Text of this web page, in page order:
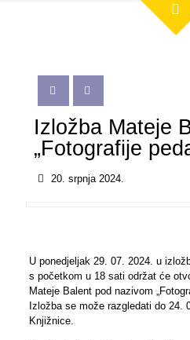
Izložba Mateje
„Fotografije
20. srpnja 2024.
U ponedjeljak 29. 07. 2024. u
s početkom u 18 sati održat će
Mateje Balent pod nazivom
Izložba se može razgledati do 24.
Knjižnice.